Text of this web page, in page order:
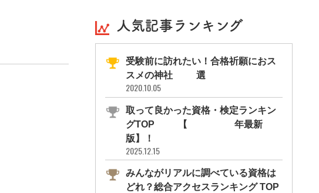
人気記事ランキング
受験前に訪れたい！合格祈願におス
スメの神社11選
2020.10.05
取って良かった資格・検定ランキン
グTOP10【2026年最新
版】！
2025.12.15
みんながリアルに調べている資格は
どれ？総合アクセスランキング TOP